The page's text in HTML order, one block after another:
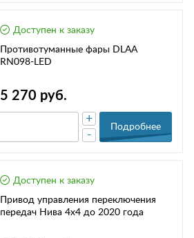
Доступен к заказу
Противотуманные фары DLAA
RN098-LED
5 270 руб.
-
+
Подробнее
Доступен к заказу
Привод управления переключения
передач Нива 4х4 до 2020 года